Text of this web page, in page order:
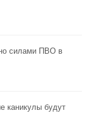
силами ПВО в
каникулы будут